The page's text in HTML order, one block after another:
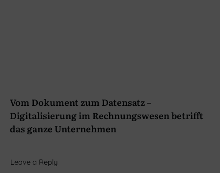
Vom Dokument zum Datensatz –
Digitalisierung im Rechnungswesen betrifft
das ganze Unternehmen
Leave a Reply